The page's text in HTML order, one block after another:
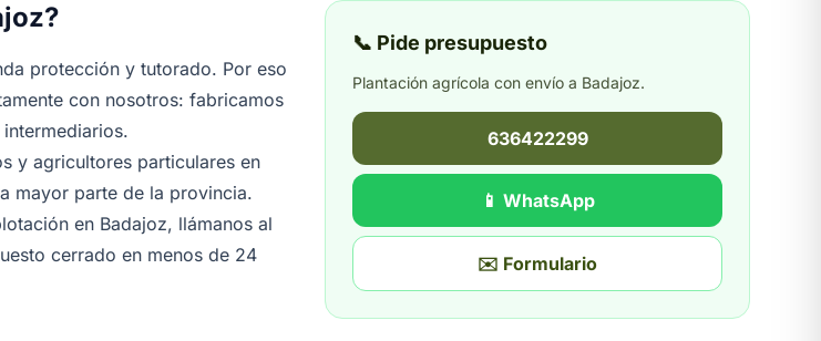
protección y tutorado. Por eso
con nosotros: fabricamos
y agricultores particulares en
mayor parte de la provincia.
en Badajoz, llámanos al
cerrado en menos de 24
📞 Pide presupuesto
Plantación agrícola con envío a Badajoz.
636422299
📱 WhatsApp
✉️ Formulario